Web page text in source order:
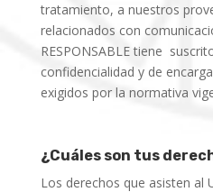
tratamiento, a nuestros
relacionados con
RESPONSABLE tiene
confidencialidad y de
exigidos por la normativa
¿Cuáles son tus
Los derechos que asisten al